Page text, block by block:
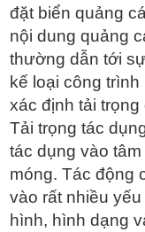
đặt biển quảng
nội dung quảng
thường dẫn tới
kế loại công
xác định tải trọng
Tải trọng tác
tác dụng vào
móng. Tác động
vào rất nhiều
hình, hình dạng